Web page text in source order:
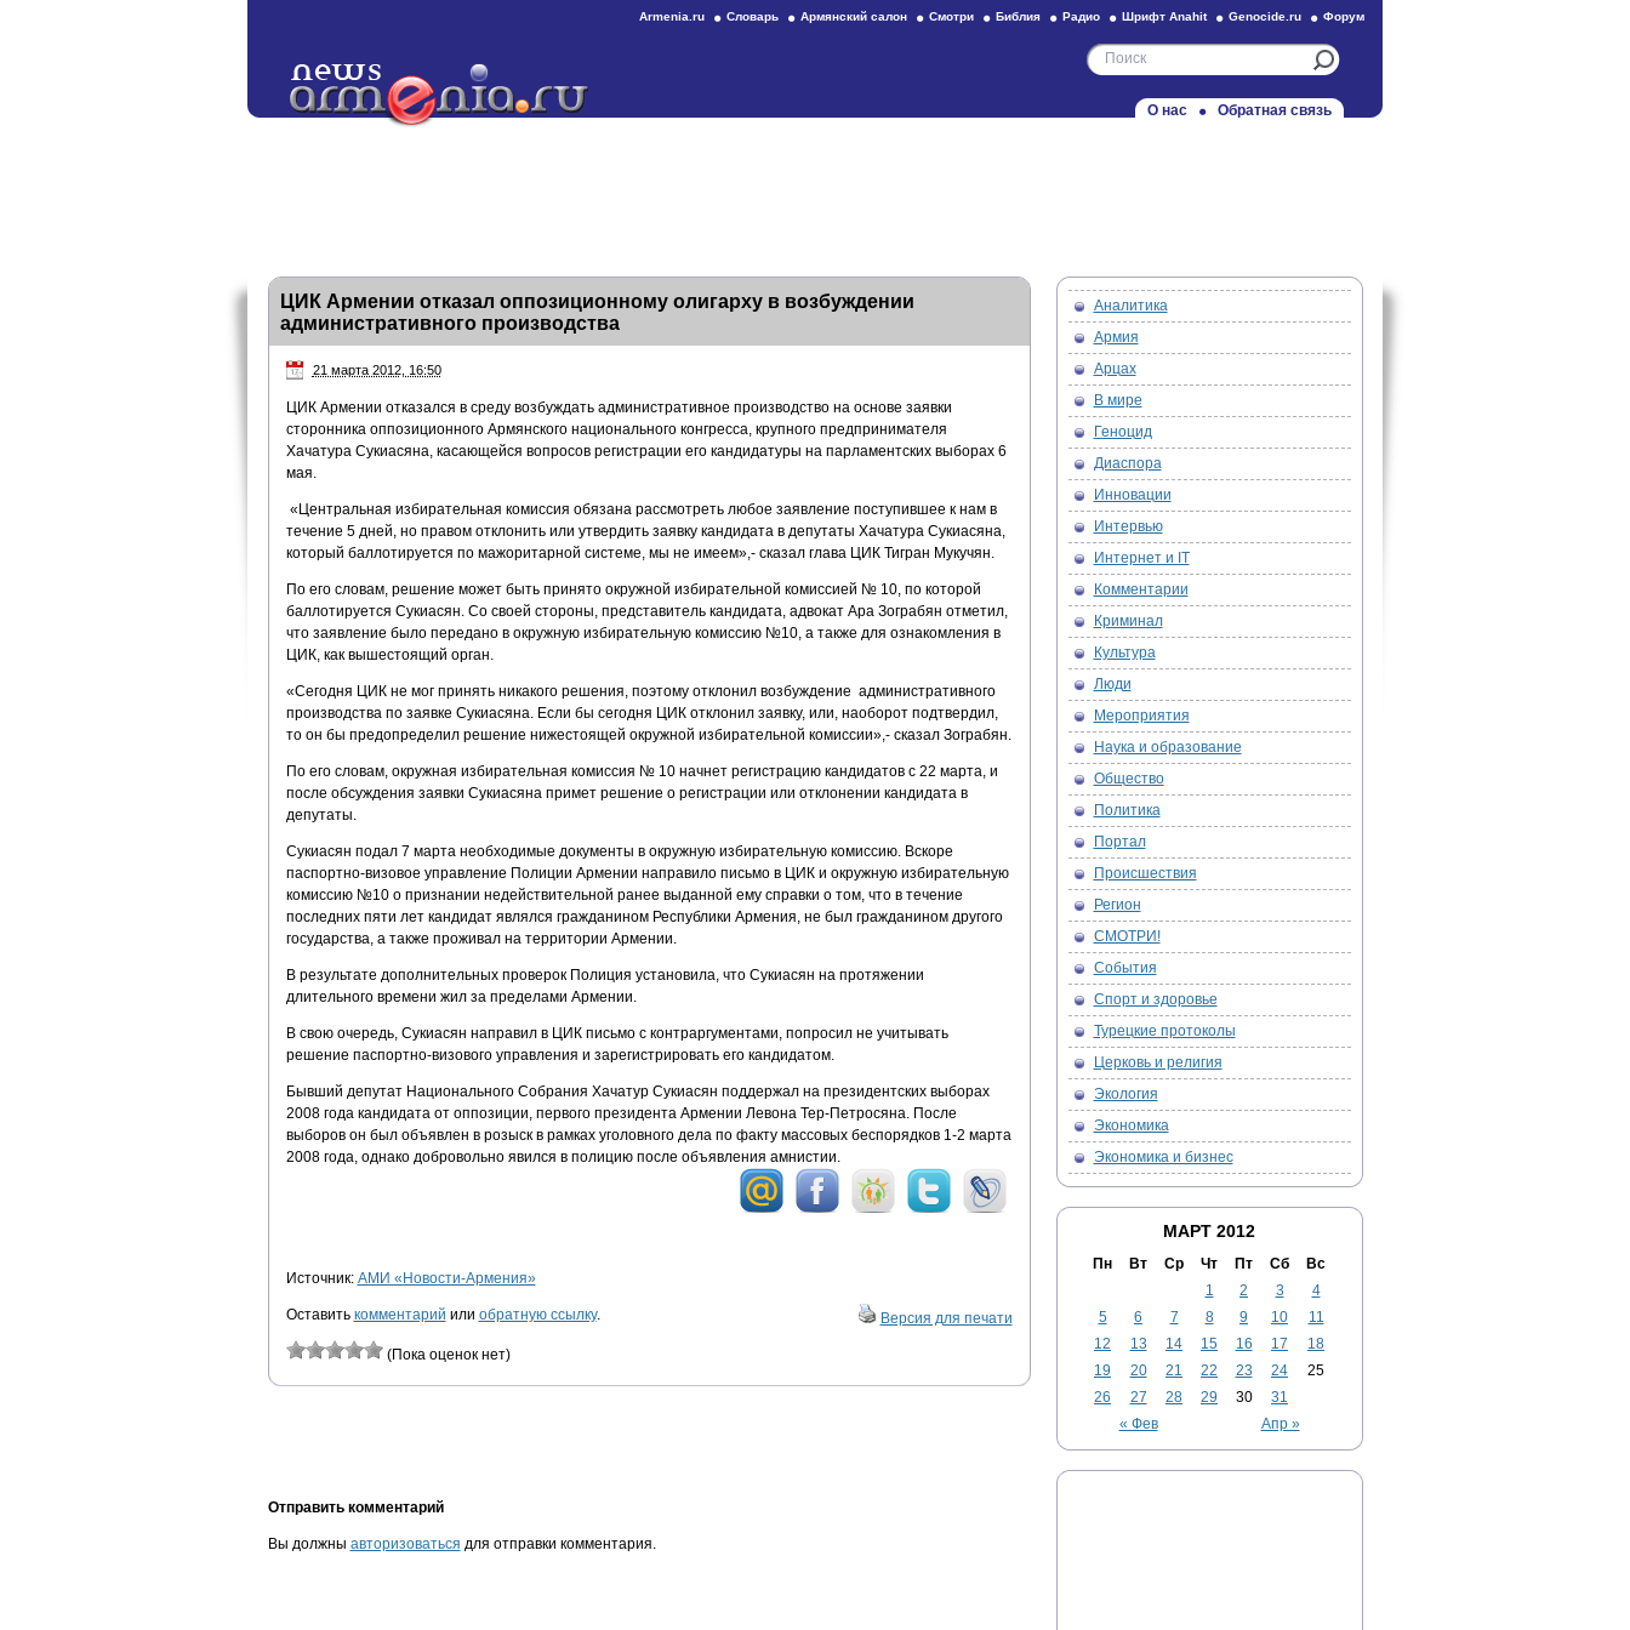
Armenia.ru Словарь Армянский салон Смотри Библия Радио Шрифт Anahit Genocide.ru Форум
О нас Обратная связь
ЦИК Армении отказал оппозиционному олигарху в возбуждении
административного производства
21 марта 2012, 16:50
ЦИК Армении отказался в среду возбуждать административное производство на основе заявки
сторонника оппозиционного Армянского национального конгресса, крупного предпринимателя
Хачатура Сукиасяна, касающейся вопросов регистрации его кандидатуры на парламентских выборах 6
мая.
«Центральная избирательная комиссия обязана рассмотреть любое заявление поступившее к нам в
течение 5 дней, но правом отклонить или утвердить заявку кандидата в депутаты Хачатура Сукиасяна,
который баллотируется по мажоритарной системе, мы не имеем»,- сказал глава ЦИК Тигран Мукучян.
По его словам, решение может быть принято окружной избирательной комиссией № 10, по которой
баллотируется Сукиасян. Со своей стороны, представитель кандидата, адвокат Ара Зограбян отметил,
что заявление было передано в окружную избирательную комиссию №10, а также для ознакомления в
ЦИК, как вышестоящий орган.
«Сегодня ЦИК не мог принять никакого решения, поэтому отклонил возбуждение административного
производства по заявке Сукиасяна. Если бы сегодня ЦИК отклонил заявку, или, наоборот подтвердил,
то он бы предопределил решение нижестоящей окружной избирательной комиссии»,- сказал Зограбян.
По его словам, окружная избирательная комиссия № 10 начнет регистрацию кандидатов с 22 марта, и
после обсуждения заявки Сукиасяна примет решение о регистрации или отклонении кандидата в
депутаты.
Сукиасян подал 7 марта необходимые документы в окружную избирательную комиссию. Вскоре
паспортно-визовое управление Полиции Армении направило письмо в ЦИК и окружную избирательную
комиссию №10 о признании недействительной ранее выданной ему справки о том, что в течение
последних пяти лет кандидат являлся гражданином Республики Армения, не был гражданином другого
государства, а также проживал на территории Армении.
В результате дополнительных проверок Полиция установила, что Сукиасян на протяжении
длительного времени жил за пределами Армении.
В свою очередь, Сукиасян направил в ЦИК письмо с контраргументами, попросил не учитывать
решение паспортно-визового управления и зарегистрировать его кандидатом.
Бывший депутат Национального Собрания Хачатур Сукиасян поддержал на президентских выборах
2008 года кандидата от оппозиции, первого президента Армении Левона Тер-Петросяна. После
выборов он был объявлен в розыск в рамках уголовного дела по факту массовых беспорядков 1-2 марта
2008 года, однако добровольно явился в полицию после объявления амнистии.
Источник: АМИ «Новости-Армения»
Оставить комментарий или обратную ссылку. Версия для печати
(Пока оценок нет)
Отправить комментарий
Вы должны авторизоваться для отправки комментария.
Аналитика
Армия
Арцах
В мире
Геноцид
Диаспора
Инновации
Интервью
Интернет и IT
Комментарии
Криминал
Культура
Люди
Мероприятия
Наука и образование
Общество
Политика
Портал
Происшествия
Регион
СМОТРИ!
События
Спорт и здоровье
Турецкие протоколы
Церковь и религия
Экология
Экономика
Экономика и бизнес
МАРТ 2012
Пн Вт Ср Чт Пт Сб Вс
« Фев Апр »
1 2 3
4
5
6 7 8 9 10
11
12
13 14 15 16 17
18
19
20 21 22 23 24
25
26
27 28 29 30 31